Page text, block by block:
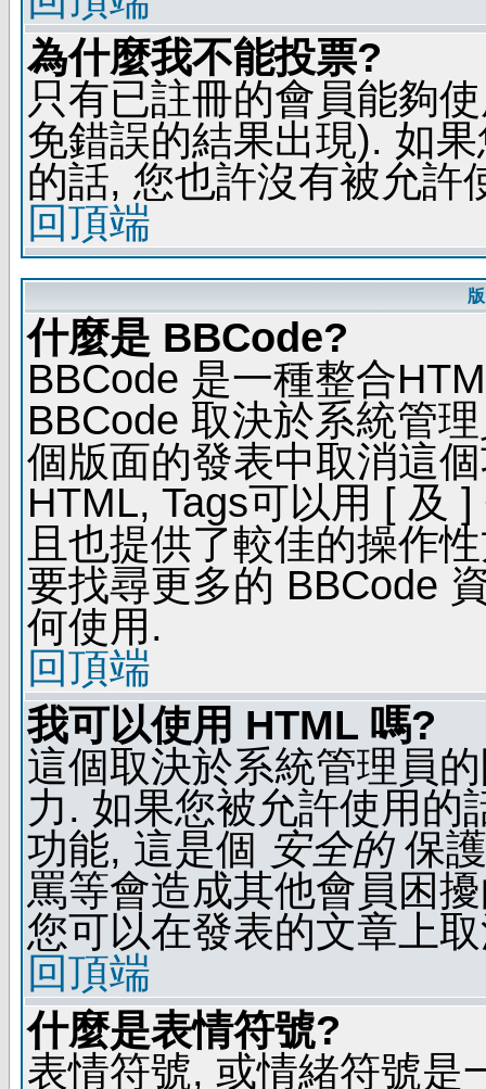
為什麼我不能投票?
只有已註冊的會員能夠
免錯誤的結果出現). 如
的話, 您也許沒有被允許
回頂端
什麼是 BBCode?
BBCode 是一種整合
BBCode 取決於系統管
個版面的發表中取消這
HTML, Tags可以用 [ 及
且也提供了較佳的操作
要找尋更多的 BBCode
何使用.
回頂端
我可以使用 HTML 嗎?
這個取決於系統管理員
力. 如果您被允許使用的
功能, 這是個 安全的保
罵等會造成其他會員困
您可以在發表的文章上
回頂端
什麼是表情符號?
表情符號, 或情緒符號是